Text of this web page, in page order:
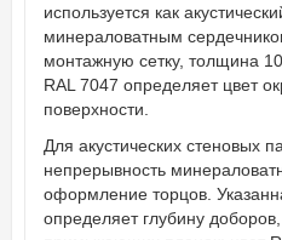
используется как
минераловатным
монтажную сетку, толщина
RAL 7047 определяет цвет
поверхности.
Для акустических стеновых
непрерывность
оформление торцов.
определяет глубину